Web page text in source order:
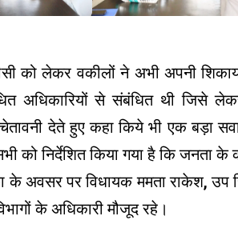
को लेकर वकीलों ने अभी अपनी
अधिकारियों से संबंधित थी जिसे
चेतावनी देते हुए कहा किये भी एक बड़ा
को निर्देशित किया गया है कि जनता
के अवसर पर विधायक ममता राकेश, उप
के अधिकारी मौजूद रहे।